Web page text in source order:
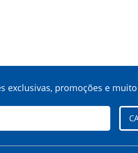
exclusivas, promoções e